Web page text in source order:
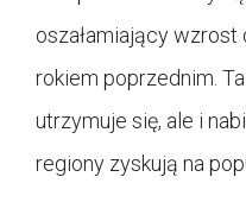
oszałamiający wzrost
rokiem poprzednim.
utrzymuje się, ale i
regiony zyskują na